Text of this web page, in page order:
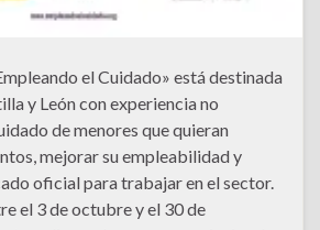
el Cuidado» está destinada
y León con experiencia no
de menores que quieran
mejorar su empleabilidad y
oficial para trabajar en el sector.
el 3 de octubre y el 30 de